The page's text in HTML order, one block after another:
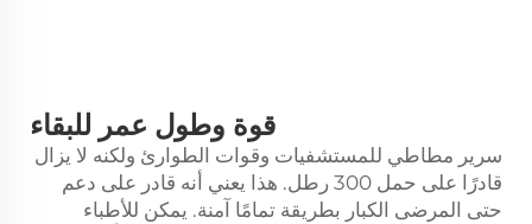
قوة وطول عمر للبقاء
سرير مطاطي للمستشفيات وقوات الطوارئ ولكنه لا يزال
قادرًا على حمل 300 رطل. هذا يعني أنه قادر على دعم
حتى المرضى الكبار بطريقة تمامًا آمنة. يمكن للأطباء